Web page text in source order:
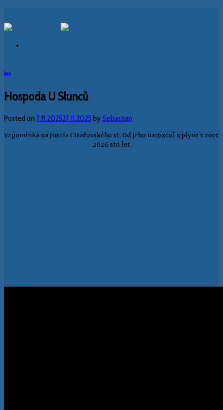
to
content
bez
Hospoda U Slunců
Posted on 7.11.202527.11.2025 by Sebastian
Vzpomínka na Josefa Císařovského st. Od jeho narození uplyne v roce
2026 sto let